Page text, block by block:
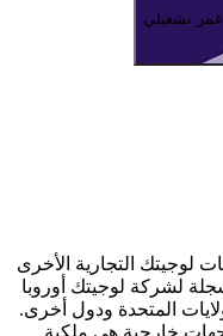
عمر تشغيلي
لوجيتك التجارية الأخرى
لشركة لوجيتك أوروبا
المتحدة ودول أخرى.